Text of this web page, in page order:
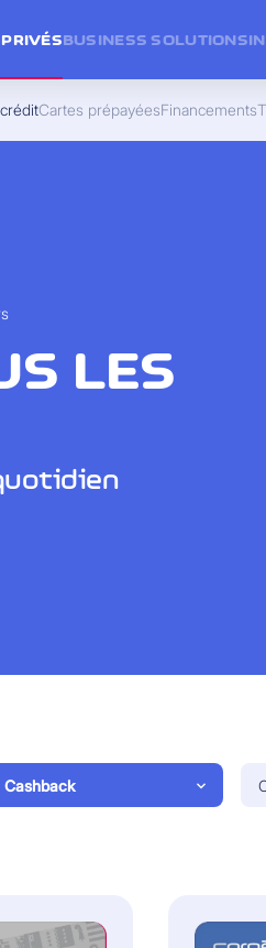
LES
Cashback
Cartes prépayéesFinancements
BUSINESS SOLUTIONS